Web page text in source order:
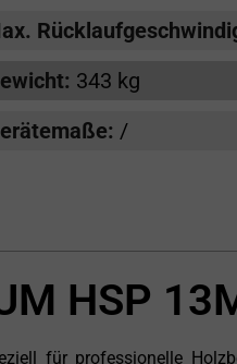
343 kg
/
HSP
für professionelle